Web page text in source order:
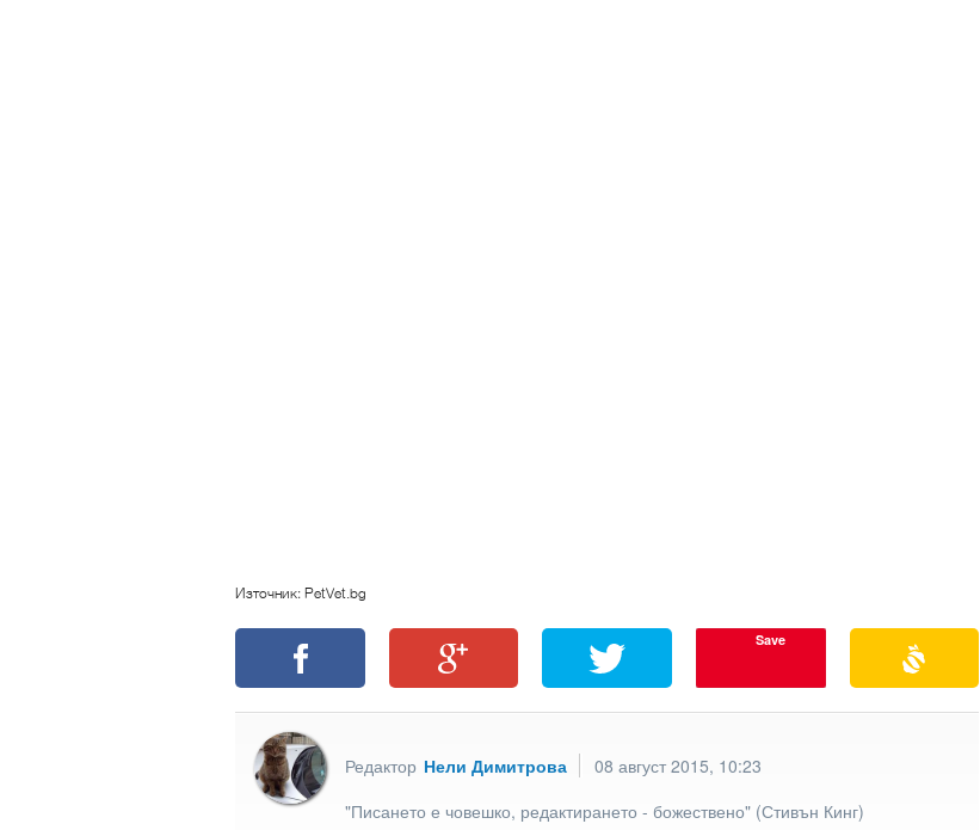
Източник: PetVet.bg
Save
Редактор Нели Димитрова
08 август 2015, 10:23
"Писането е човешко, редактирането - божествено" (Стивън Кинг)